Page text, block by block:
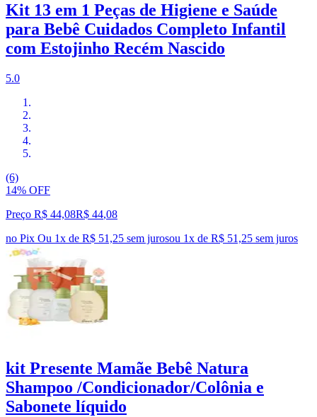
Kit 13 em 1 Peças de Higiene e Saúde
para Bebê Cuidados Completo Infantil
com Estojinho Recém Nascido
5.0
(6)
14% OFF
Preço R$ 44,08R$ 44,08
no Pix Ou 1x de R$ 51,25 sem jurosou 1x de R$ 51,25 sem juros
kit Presente Mamãe Bebê Natura
Shampoo /Condicionador/Colônia e
Sabonete líquido